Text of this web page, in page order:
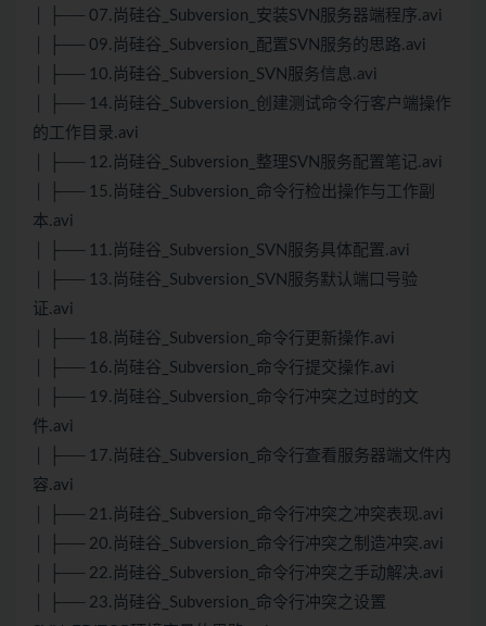
│ ├── 07.尚硅谷_Subversion_安装SVN服务器端程序.avi
│ ├── 09.尚硅谷_Subversion_配置SVN服务的思路.avi
│ ├── 10.尚硅谷_Subversion_SVN服务信息.avi
│ ├── 14.尚硅谷_Subversion_创建测试命令行客户端操作
的工作目录.avi
│ ├── 12.尚硅谷_Subversion_整理SVN服务配置笔记.avi
│ ├── 15.尚硅谷_Subversion_命令行检出操作与工作副
本.avi
│ ├── 11.尚硅谷_Subversion_SVN服务具体配置.avi
│ ├── 13.尚硅谷_Subversion_SVN服务默认端口号验
证.avi
│ ├── 18.尚硅谷_Subversion_命令行更新操作.avi
│ ├── 16.尚硅谷_Subversion_命令行提交操作.avi
│ ├── 19.尚硅谷_Subversion_命令行冲突之过时的文
件.avi
│ ├── 17.尚硅谷_Subversion_命令行查看服务器端文件内
容.avi
│ ├── 21.尚硅谷_Subversion_命令行冲突之冲突表现.avi
│ ├── 20.尚硅谷_Subversion_命令行冲突之制造冲突.avi
│ ├── 22.尚硅谷_Subversion_命令行冲突之手动解决.avi
│ ├── 23.尚硅谷_Subversion_命令行冲突之设置